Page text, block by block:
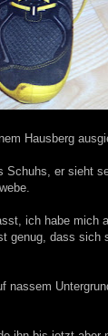
Hausberg
er sieht
ich habe mich
genug, dass
nassem